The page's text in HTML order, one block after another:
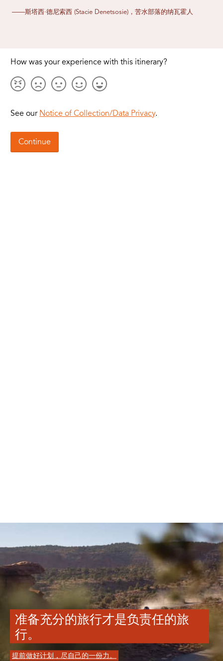
——斯塔西·德尼索西 (Stacie Denetsosie)，苦水部落的纳瓦霍人
准备充分的旅行才是负责任的旅
行。
提前做好计划，尽自己的一份力。